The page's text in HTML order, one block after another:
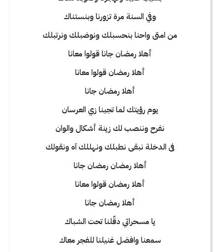
وفي السنة مرة تزورنا وبنستناك
من امتى واحنا بنحسبلك ونوضبلك ونرتبلك
أهلا رمضان جانا قولوا معانا
أهلا رمضان قولوا معانا
أهلا رمضان جانا
يوم رؤيتك لما تجينا زي العرسان
نفرح وننصب لك زينة أشكال والوان
فى الدخلة نبقى نطبلك ونهللك آه ونقولك
أهلا رمضان رمضان جانا
أهلا رمضان قولوا معانا
أهلا رمضان جانا
يا مسحراتي دقّلنا تحت الشباك
سمعنا وافضل غنيلنا للفجر معاك